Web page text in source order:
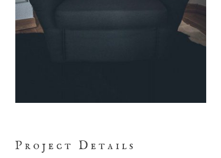
Project Details